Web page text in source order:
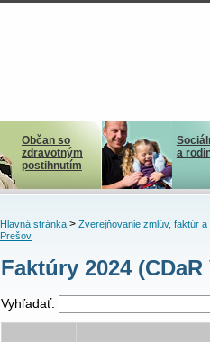
Občan so
zdravotným
postihnutím
a
Hlavná stránka> Zverejňovanie zmlúv, faktúr a
Prešov
Faktúry 2024
Vyhľadať: